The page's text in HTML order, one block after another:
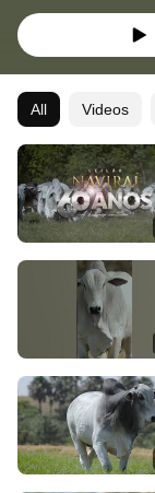
All Videos